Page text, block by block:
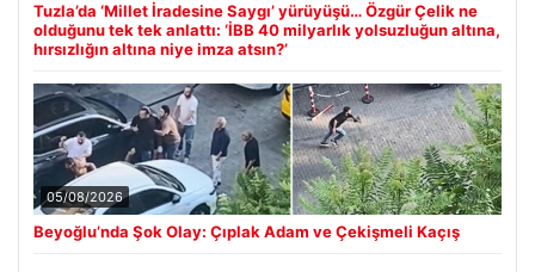
Tuzla’da ‘Millet İradesine Saygı’ yürüyüşü… Özgür Çelik ne
olduğunu tek tek anlattı: ‘İBB 40 milyarlık yolsuzluğun altına,
hırsızlığın altına niye imza atsın?’
05/08/2026
Beyoğlu’nda Şok Olay: Çıplak Adam ve Çekişmeli Kaçış